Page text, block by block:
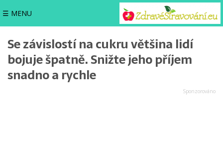
☰ MENU
Se závislostí na cukru většina lidí
bojuje špatně. Snižte jeho příjem
snadno a rychle